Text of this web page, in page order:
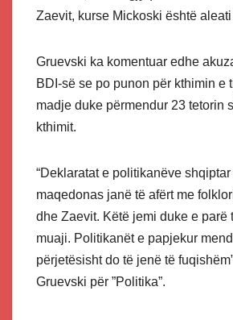
Zaevit, kurse Mickoski është aleati
Gruevski ka komentuar edhe
BDI-së se po punon për kthimin e
madje duke përmendur 23 tetorin
kthimit.
“Deklaratat e politikanëve
maqedonas janë të afërt me
dhe Zaevit. Këtë jemi duke e parë
muaji. Politikanët e papjekur
përjetësisht do të jenë të
Gruevski për ”Politika”.